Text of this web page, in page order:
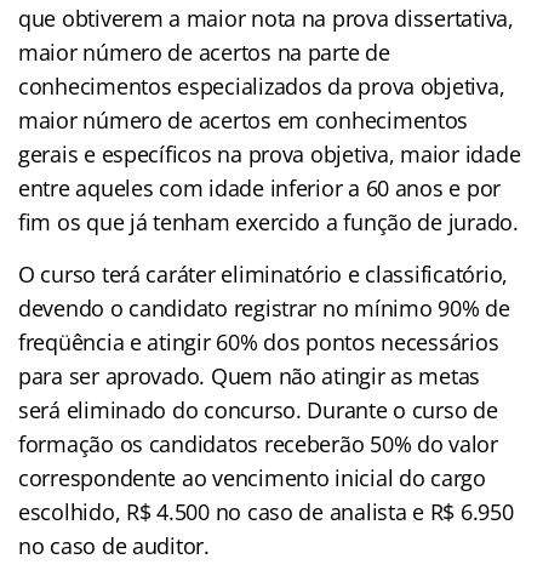
que obtiverem a maior nota na prova dissertativa,
maior número de acertos na parte de
conhecimentos especializados da prova objetiva,
maior número de acertos em conhecimentos
gerais e específicos na prova objetiva, maior idade
entre aqueles com idade inferior a 60 anos e por
fim os que já tenham exercido a função de jurado.
O curso terá caráter eliminatório e classificatório,
devendo o candidato registrar no mínimo 90% de
freqüência e atingir 60% dos pontos necessários
para ser aprovado. Quem não atingir as metas
será eliminado do concurso. Durante o curso de
formação os candidatos receberão 50% do valor
correspondente ao vencimento inicial do cargo
escolhido, R$ 4.500 no caso de analista e R$ 6.950
no caso de auditor.